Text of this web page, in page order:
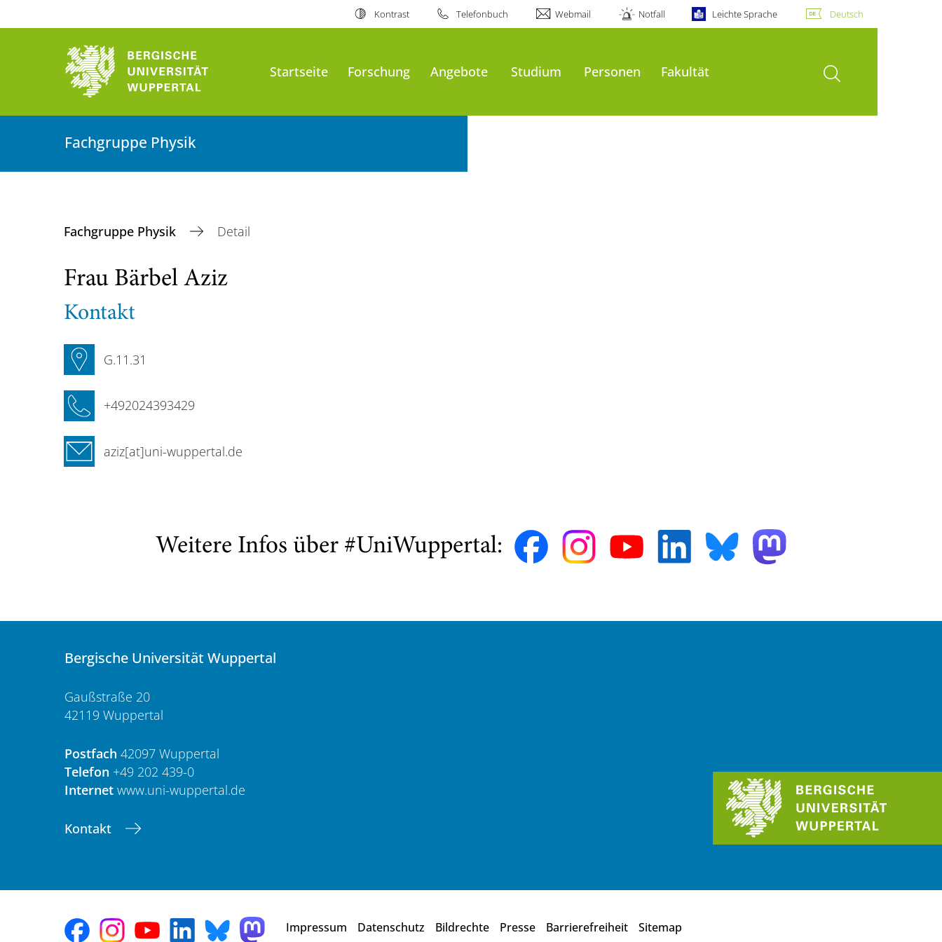
Kontrast Telefonbuch Webmail Notfall Leichte Sprache Deutsch
Startseite Forschung Angebote Studium Personen Fakultät Suche öffnen
Fachgruppe Physik
Fachgruppe Physik Detail
Frau Bärbel Aziz
Kontakt
G.11.31
+492024393429
aziz[at]uni-wuppertal.de
Weitere Infos über #UniWuppertal:
Bergische Universität Wuppertal
Gaußstraße 20
42119 Wuppertal
Postfach 42097 Wuppertal
Telefon +49 202 439-0
Internet www.uni-wuppertal.de
Kontakt
Impressum Datenschutz Bildrechte Presse Barrierefreiheit Sitemap